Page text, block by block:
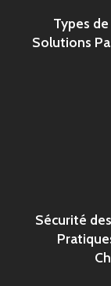
Types
Solutions
Sécurité